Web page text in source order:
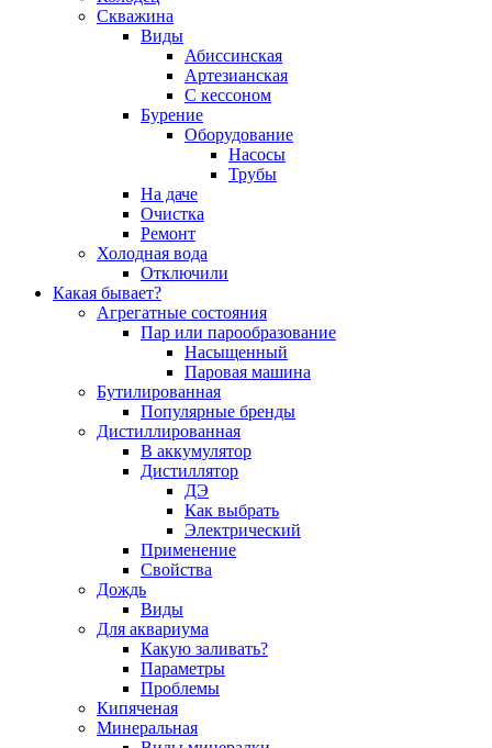
Скважина
Виды
Абиссинская
Артезианская
С кессоном
Бурение
Оборудование
Насосы
Трубы
На даче
Очистка
Ремонт
Холодная вода
Отключили
Какая бывает?
Агрегатные состояния
Пар или парообразование
Насыщенный
Паровая машина
Бутилированная
Популярные бренды
Дистиллированная
В аккумулятор
Дистиллятор
ДЭ
Как выбрать
Электрический
Применение
Свойства
Дождь
Виды
Для аквариума
Какую заливать?
Параметры
Проблемы
Кипяченая
Минеральная